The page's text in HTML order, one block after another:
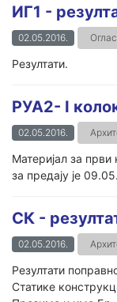
ИГ1 -
02.05.2016.
Резултати.
РУА2- I
02.05.2016.
Материјал за
за предају је
СК -
02.05.2016.
Резултати
Статике